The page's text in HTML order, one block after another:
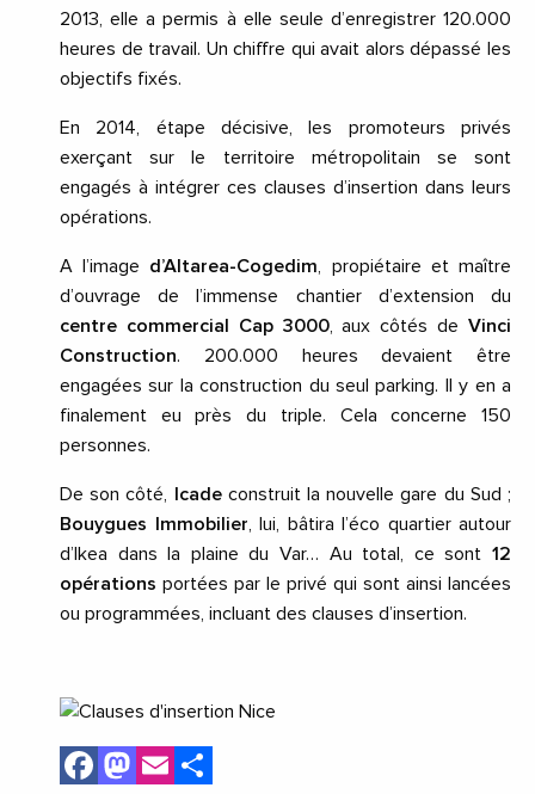
2013, elle a permis à elle seule d’enregistrer 120.000
heures de travail. Un chiffre qui avait alors dépassé les
objectifs fixés.
En 2014, étape décisive, les promoteurs privés
exerçant sur le territoire métropolitain se sont
engagés à intégrer ces clauses d’insertion dans leurs
opérations.
A l’image d’Altarea-Cogedim , propiétaire et maître
d’ouvrage de l’immense chantier d’extension du
centre commercial Cap 3000, aux côtés deVinci
Construction. 200.000 heures devaient être
engagées sur la construction du seul parking. Il y en a
finalement eu près du triple. Cela concerne 150
personnes.
De son côté, Icadeconstruit la nouvelle gare du Sud ;
Bouygues Immobilier , lui, bâtira l’éco quartier autour
d’Ikea dans la plaine du Var… Au total, ce sont 12
opérations portées par le privé qui sont ainsi lancées
ou programmées, incluant des clauses d’insertion.
Facebook
Mastodon
Email